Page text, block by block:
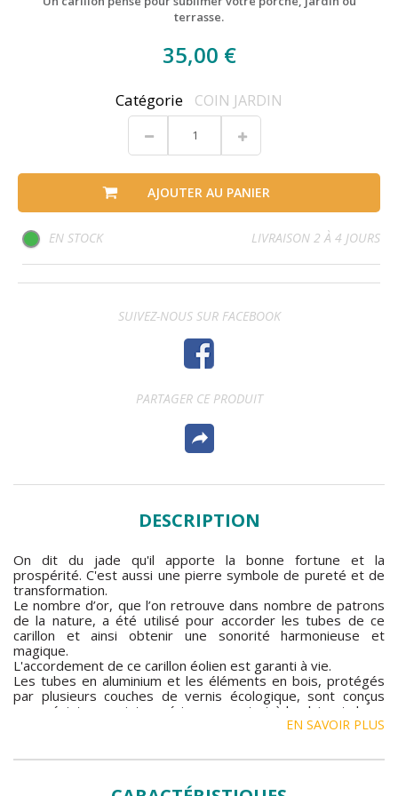
terrasse.
35,00 €
Catégorie COIN JARDIN
AJOUTER AU PANIER
EN STOCK LIVRAISON 2 À 4 JOURS
SUIVEZ-NOUS SUR FACEBOOK
PARTAGER CE PRODUIT
DESCRIPTION
On dit du jade qu'il apporte la bonne fortune et la
prospérité. C'est aussi une pierre symbole de pureté et de
transformation.
Le nombre d’or, que l’on retrouve dans nombre de patrons
de la nature, a été utilisé pour accorder les tubes de ce
carillon et ainsi obtenir une sonorité harmonieuse et
magique.
L'accordement de ce carillon éolien est garanti à vie.
Les tubes en aluminium et les éléments en bois, protégés
par plusieurs couches de vernis écologique, sont conçus
pour résister aux intempéries, au vent et à la pluie et durer
EN SAVOIR PLUS